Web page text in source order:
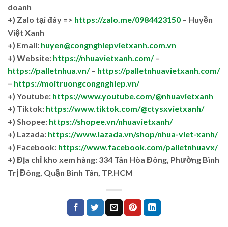
doanh
+) Zalo tại đây => https://zalo.me/0984423150 – Huyền
Việt Xanh
+) Email: huyen@congnghiepvietxanh.com.vn
+) Website: https://nhuavietxanh.com/–
https://palletnhua.vn/– https://palletnhuavietxanh.com/
– https://moitruongcongnghiep.vn/
+) Youtube: https://www.youtube.com/@nhuavietxanh
+) Tiktok: https://www.tiktok.com/@ctysxvietxanh/
+) Shopee: https://shopee.vn/nhuavietxanh/
+) Lazada: https://www.lazada.vn/shop/nhua-viet-xanh/
+) Facebook: https://www.facebook.com/palletnhuavx/
+) Địa chỉ kho xem hàng: 334 Tân Hòa Đông, Phường Bình
Trị Đông, Quận Bình Tân, TP.HCM